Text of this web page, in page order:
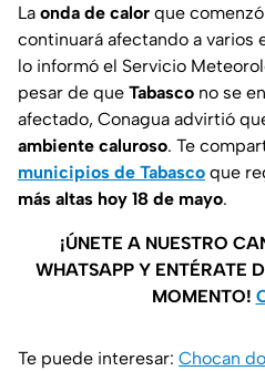
La onda de calor que
continuará afectando a varios
lo informó el Servicio
pesar de que Tabasco no se
afectado, Conagua advirtió
ambiente caluroso. Te
municipios de Tabasco que
más altas hoy 18 de mayo.
¡ÚNETE A NUESTRO
WHATSAPP Y ENTÉRATE
MOMENTO!
Te puede interesar: Chocan